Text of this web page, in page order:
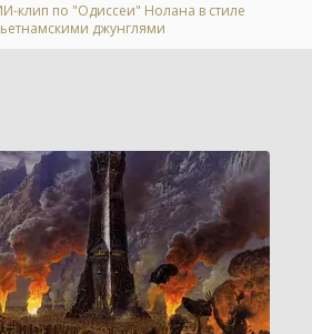
клип по "Одиссеи" Нолана в стиле
джунглями